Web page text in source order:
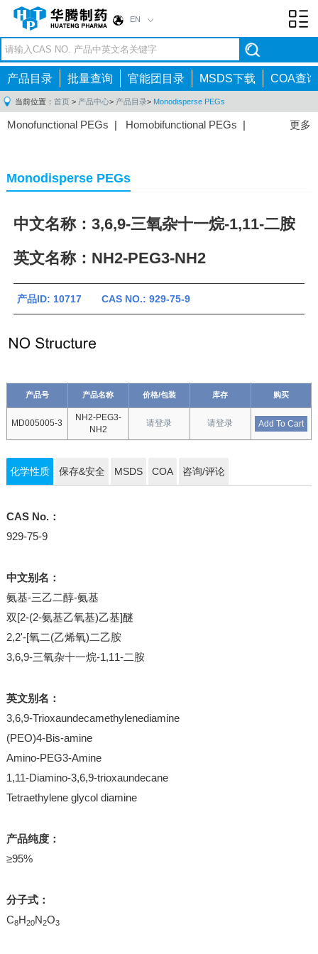
EN
产品目录 批量查询 官能团目录 MSDS下载 COA查询
当前位置： 首页 > 产品中心> 产品目录> Monodisperse PEGs
更多
Monofunctional PEGs | Homobifunctional PEGs |
Monodisperse PEGs
中文名称：3,6,9-三氧杂十一烷-1,11-二胺
英文名称：NH2-PEG3-NH2
产品ID: 10717 CAS NO.: 929-75-9
产品号 产品名称 价格/包装 库存 购买
MD005005-3
NH2-PEG3-
NH2
请登录 请登录 Add To Cart
化学性质 保存&安全 MSDS COA 咨询/评论
CAS No.：
929-75-9
中文别名：
氨基-三乙二醇-氨基
双[2-(2-氨基乙氧基)乙基]醚
2,2'-[氧二(乙烯氧)二乙胺
3,6,9-三氧杂十一烷-1,11-二胺
英文别名：
3,6,9-Trioxaundecamethylenediamine
(PEO)4-Bis-amine
Amino-PEG3-Amine
1,11-Diamino-3,6,9-trioxaundecane
Tetraethylene glycol diamine
产品纯度：
≥95%
分子式：
C8H20N2O3